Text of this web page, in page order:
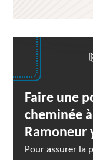
Faire une
cheminée
Ramoneur
Pour assurer la